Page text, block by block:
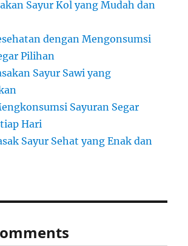
Sayur Kol yang Mudah dan
dengan Mengonsumsi
Pilihan
Sayur Sawi yang
Sayuran Segar
Hari
Sayur Sehat yang Enak dan